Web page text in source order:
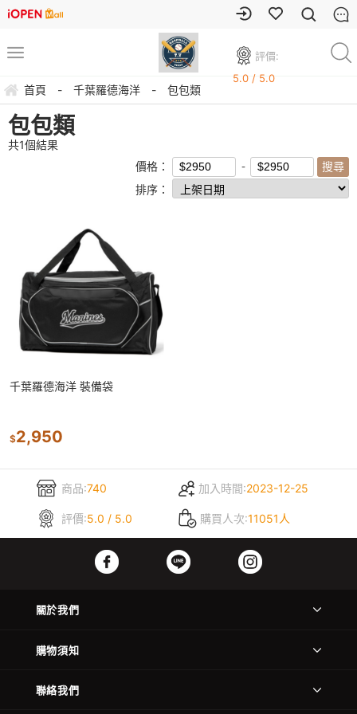
評價:
5.0 / 5.0
首頁 - 千葉羅德海洋 - 包包類
包包類
共1個結果
價格：
排序：
千葉羅德海洋 裝備袋
$2,950
商品:740 加入時間:2023-12-25
評價:5.0 / 5.0 購買人次:11051人
關於我們
購物須知
聯絡我們